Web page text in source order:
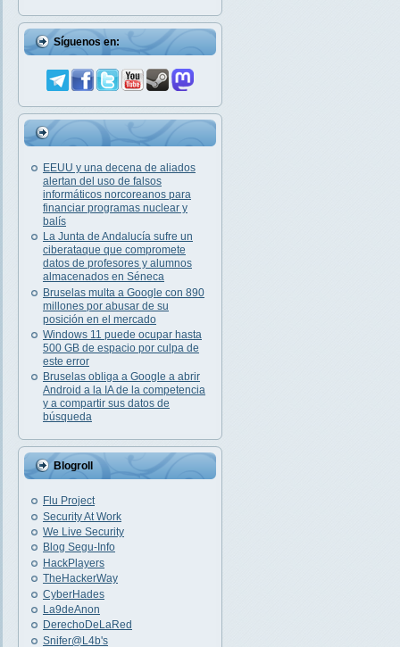
Síguenos en:
EEUU y una decena de aliados
alertan del uso de falsos
informáticos norcoreanos para
financiar programas nuclear y
balís
La Junta de Andalucía sufre un
ciberataque que compromete
datos de profesores y alumnos
almacenados en Séneca
Bruselas multa a Google con 890
millones por abusar de su
posición en el mercado
Windows 11 puede ocupar hasta
500 GB de espacio por culpa de
este error
Bruselas obliga a Google a abrir
Android a la IA de la competencia
y a compartir sus datos de
búsqueda
Blogroll
Flu Project
Security At Work
We Live Security
Blog Segu-Info
HackPlayers
TheHackerWay
CyberHades
La9deAnon
DerechoDeLaRed
Snifer@L4b's